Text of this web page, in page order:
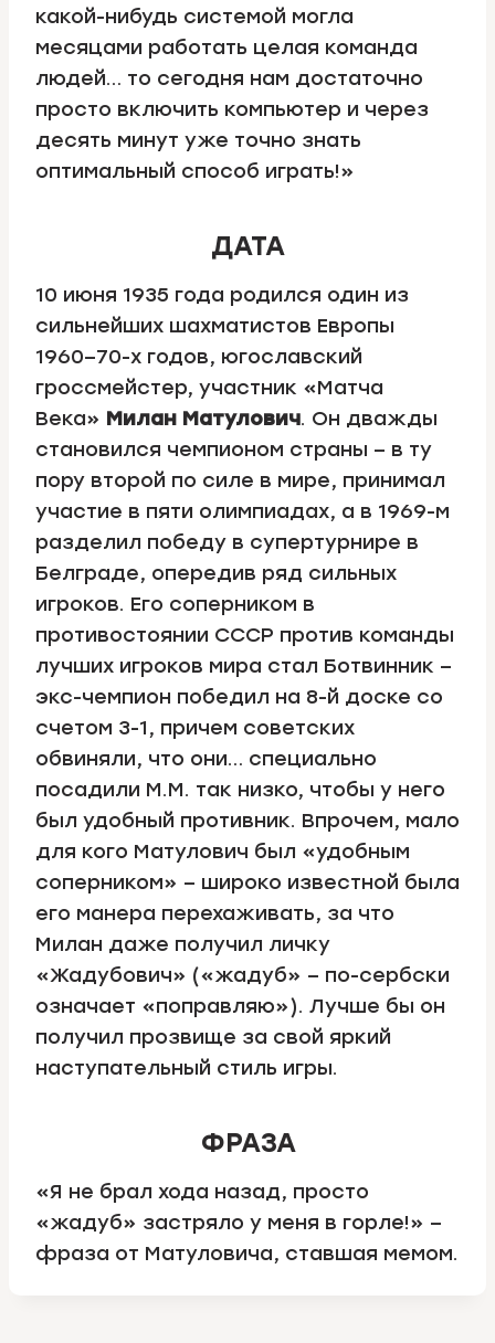
какой-нибудь системой могла
месяцами работать целая команда
людей… то сегодня нам достаточно
просто включить компьютер и через
десять минут уже точно знать
оптимальный способ играть!»
ДАТА
10 июня 1935 года родился один из
сильнейших шахматистов Европы
1960–70-х годов, югославский
гроссмейстер, участник «Матча
Века» Милан Матулович. Он дважды
становился чемпионом страны – в ту
пору второй по силе в мире, принимал
участие в пяти олимпиадах, а в 1969-м
разделил победу в супертурнире в
Белграде, опередив ряд сильных
игроков. Его соперником в
противостоянии СССР против команды
лучших игроков мира стал Ботвинник –
экс-чемпион победил на 8-й доске со
счетом 3-1, причем советских
обвиняли, что они… специально
посадили М.М. так низко, чтобы у него
был удобный противник. Впрочем, мало
для кого Матулович был «удобным
соперником» – широко известной была
его манера перехаживать, за что
Милан даже получил личку
«Жадубович» («жадуб» – по-сербски
означает «поправляю»). Лучше бы он
получил прозвище за свой яркий
наступательный стиль игры.
ФРАЗА
«Я не брал хода назад, просто
«жадуб» застряло у меня в горле!» –
фраза от Матуловича, ставшая мемом.